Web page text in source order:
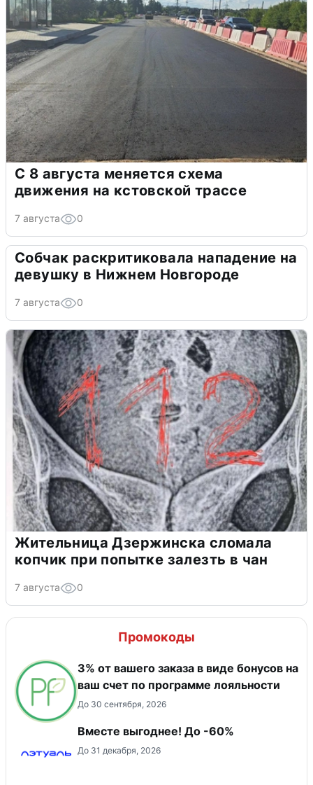
С 8 августа меняется схема
движения на кстовской трассе
7 августа 0
Собчак раскритиковала нападение на
девушку в Нижнем Новгороде
7 августа 0
Жительница Дзержинска сломала
копчик при попытке залезть в чан
7 августа 0
Промокоды
3% от вашего заказа в виде бонусов на
ваш счет по программе лояльности
До 30 сентября, 2026
Вместе выгоднее! До -60%
До 31 декабря, 2026